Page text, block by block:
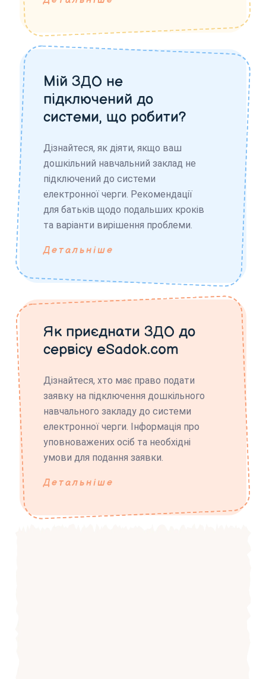
Мій ЗДО не
підключений до
системи, що робити?
Дізнайтеся, як діяти, якщо ваш
дошкільний навчальний заклад не
підключений до системи
електронної черги. Рекомендації
для батьків щодо подальших кроків
та варіанти вирішення проблеми.
Детальніше
Як приєднати ЗДО до
сервісу eSadok.com
Дізнайтеся, хто має право подати
заявку на підключення дошкільного
навчального закладу до системи
електронної черги. Інформація про
уповноважених осіб та необхідні
умови для подання заявки.
Детальніше